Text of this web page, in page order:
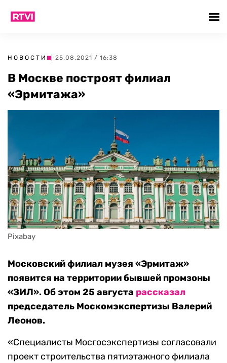
НОВОСТИ | 25.08.2021 / 16:38
В Москве построят филиал
«Эрмитажа»
Pixabay
Московский филиал музея «Эрмитаж»
появится на территории бывшей промзоны
«ЗИЛ». Об этом 25 августа рассказал
председатель Москомэкспертизы Валерий
Леонов.
«Специалисты Мосгосэкспертизы согласовали
проект строительства пятиэтажного филиала